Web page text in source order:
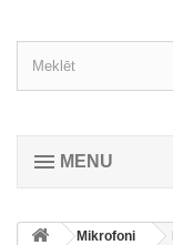
MENU
Mikrofoni